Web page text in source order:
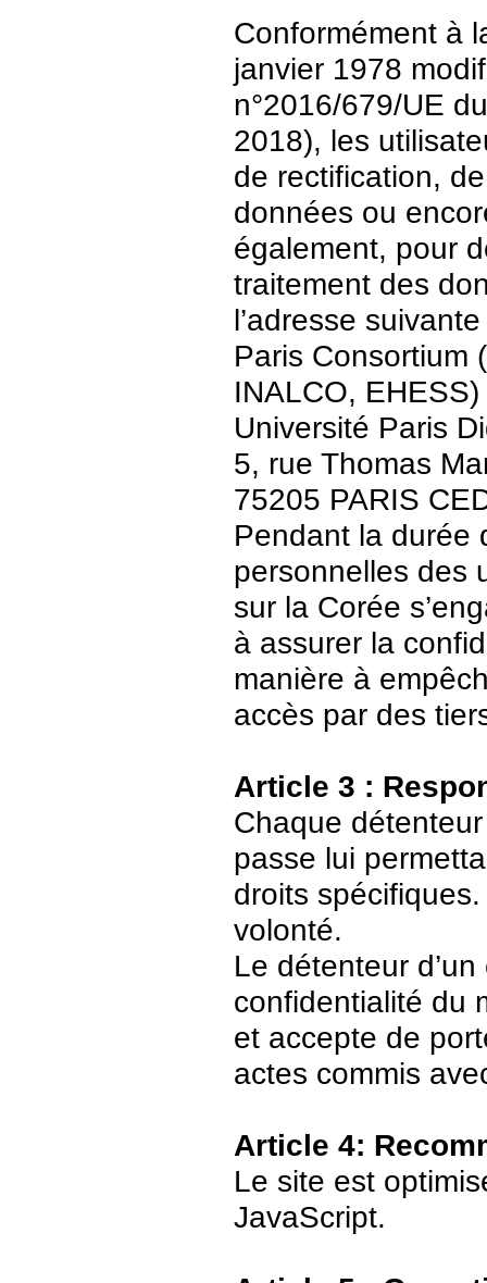
Conformément à
janvier 1978
n°2016/679/UE
2018), les
de rectification,
données ou
également, pour
traitement des
l’adresse
Paris Consortium
INALCO, EHESS)
Université Paris
5, rue Thomas
75205 PARIS
Pendant la durée
personnelles des
sur la Corée
à assurer la
manière à
accès par des
Article 3 :
Chaque
passe lui
droits
volonté.
Le détenteur
confidentialité du
et accepte de
actes commis
Article 4:
Le site est
JavaScript.